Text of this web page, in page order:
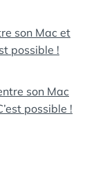
son Mac et
possible !
son Mac
possible !